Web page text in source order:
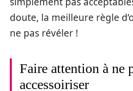
doute, la meilleure règle
ne pas révéler !
Faire attention à ne
accessoiriser